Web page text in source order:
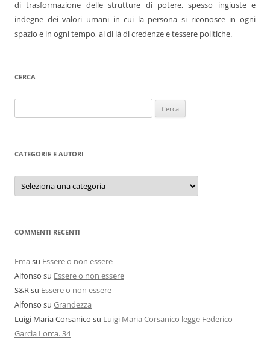
di trasformazione delle strutture di potere, spesso ingiuste e
indegne dei valori umani in cui la persona si riconosce in ogni
spazio e in ogni tempo, al di là di credenze e tessere politiche.
CERCA
per:
CATEGORIE E AUTORI
Categorie
autori
COMMENTI RECENTI
Ema su Essere o non essere
Alfonso su Essere o non essere
S&Rsu Essere o non essere
Alfonso su Grandezza
Luigi Maria Corsanico su Luigi Maria Corsanico legge Federico
Garcìa Lorca. 34